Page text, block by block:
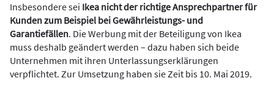
Insbesondere sei Ikea nicht der richtige Ansprechpartner für
Kunden zum Beispiel bei Gewährleistungs- und
Garantiefällen. Die Werbung mit der Beteiligung von Ikea
muss deshalb geändert werden – dazu haben sich beide
Unternehmen mit ihren Unterlassungserklärungen
verpflichtet. Zur Umsetzung haben sie Zeit bis 10. Mai 2019.